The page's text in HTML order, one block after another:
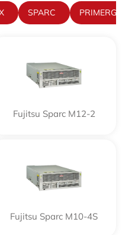
SPARC
Fujitsu Sparc M12-2
Fujitsu Sparc M10-4S